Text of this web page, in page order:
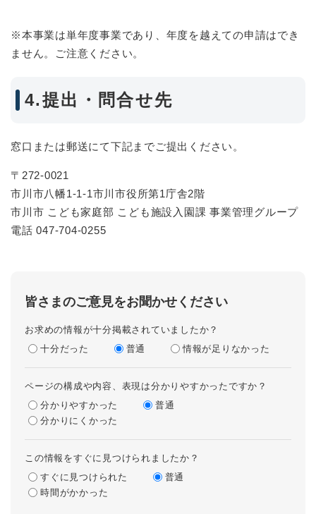
※本事業は単年度事業であり、年度を越えての申請はでき
ません。ご注意ください。
4.提出・問合せ先
窓口または郵送にて下記までご提出ください。
〒272-0021
市川市八幡1-1-1市川市役所第1庁舎2階
市川市 こども家庭部 こども施設入園課 事業管理グループ
電話 047-704-0255
皆さまのご意見をお聞かせください
お求めの情報が十分掲載されていましたか？
十分だった
普通 情報が足りなかった
ページの構成や内容、表現は分かりやすかったですか？
分かりやすかった
普通
分かりにくかった
この情報をすぐに見つけられましたか？
すぐに見つけられた
普通
時間がかかった